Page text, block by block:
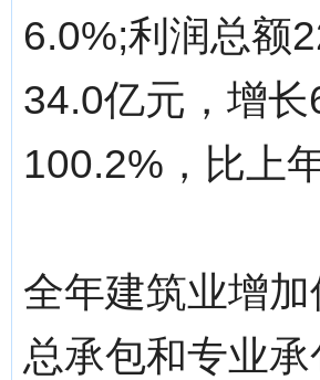
6.0%;利润总额
34.0亿元，增
100.2%，比上
全年建筑业增
总承包和专业